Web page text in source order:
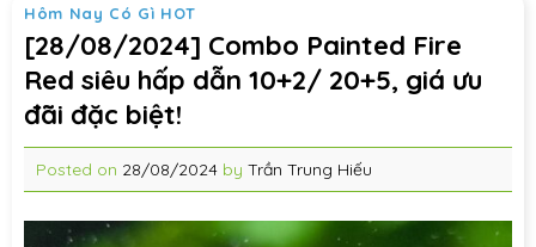
Hôm Nay Có Gì HOT
[28/08/2024] Combo Painted Fire
Red siêu hấp dẫn 10+2/ 20+5, giá ưu
đãi đặc biệt!
Posted on 28/08/2024 by Trần Trung Hiếu